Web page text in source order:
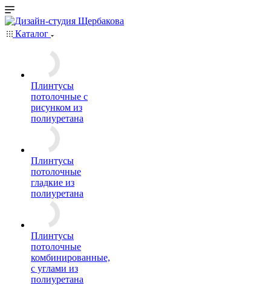
Каталог
Плинтусы
потолочные с
рисунком из
полиуретана
Плинтусы
потолочные
гладкие из
полиуретана
Плинтусы
потолочные
комбинированные,
с углами из
полиуретана